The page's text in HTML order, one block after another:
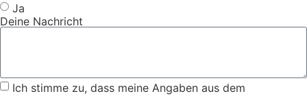
Ja
Deine Nachricht
Ich stimme zu, dass meine Angaben aus dem